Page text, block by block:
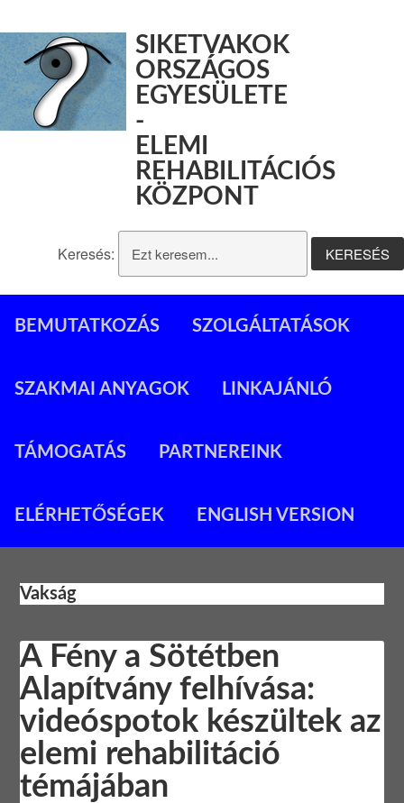
SIKETVAKOK
ORSZÁGOS
EGYESÜLETE
-
ELEMI
REHABILITÁCIÓS
KÖZPONT
Keresés:
BEMUTATKOZÁS SZOLGÁLTATÁSOK
SZAKMAI ANYAGOK LINKAJÁNLÓ
TÁMOGATÁS PARTNEREINK
ELÉRHETŐSÉGEK ENGLISH VERSION
Vakság
A Fény a Sötétben
Alapítvány felhívása:
videóspotok készültek az
elemi rehabilitáció
témájában